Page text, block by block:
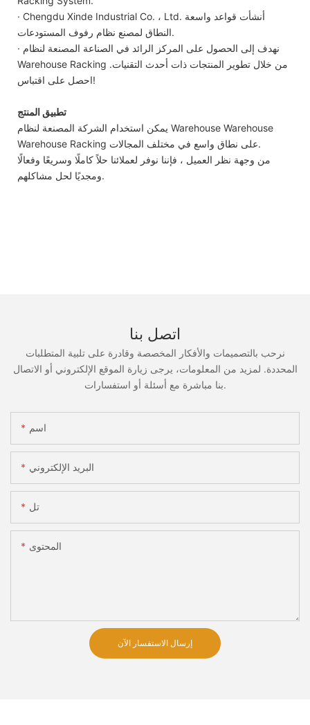
· Chengdu Xinde Industrial Co. ، Ltd. أنشأت قواعد واسعة
النطاق لمصنع نظام رفوف المستودعات.
· نهدف إلى الحصول على المركز الرائد في الصناعة المصنعة لنظام
Warehouse Racking من خلال تطوير المنتجات ذات أحدث التقنيات.
احصل على اقتباس!
تطبيق المنتج
يمكن استخدام الشركة المصنعة لنظام Warehouse Warehouse
Warehouse Racking على نطاق واسع في مختلف المجالات.
من وجهة نظر العميل ، فإننا نوفر لعملائنا حلاً كاملًا وسريعًا وفعالًا
ومجديًا لحل مشاكلهم.
اتصل بنا
نرحب بالتصميمات والأفكار المخصصة وقادرة على تلبية المتطلبات
المحددة. لمزيد من المعلومات، يرجى زيارة الموقع الإلكتروني أو الاتصال
بنا مباشرة مع أسئلة أو استفسارات.
اسم
البريد الإلكتروني
تل
المحتوى
إرسال الاستفسار الآن